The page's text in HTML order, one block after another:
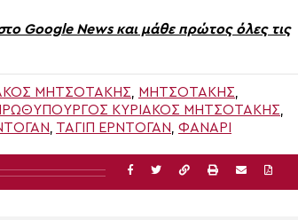
Google News και μάθε πρώτος όλες τις
ΜΗΤΣΟΤΆΚΗΣ, ΜΗΤΣΟΤΆΚΗΣ,
ΚΥΡΙΆΚΟΣ ΜΗΤΣΟΤΆΚΗΣ,
, ΤΑΓΊΠ ΕΡΝΤΟΓΆΝ, ΦΑΝΑΡΙ